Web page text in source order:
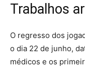
Trabalhos
O regresso dos
o dia 22 de junho,
médicos e os